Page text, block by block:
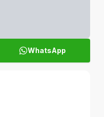
WhatsApp